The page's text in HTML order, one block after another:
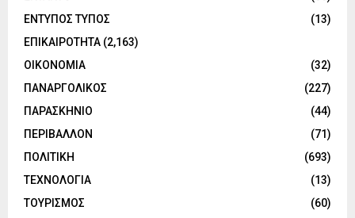
ΕΝΤΥΠΟΣ ΤΥΠΟΣ
(13)
ΕΠΙΚΑΙΡΟΤΗΤΑ (2,163)
ΟΙΚΟΝΟΜΙΑ
(32)
ΠΑΝΑΡΓΟΛΙΚΟΣ
(227)
ΠΑΡΑΣΚΗΝΙΟ
(44)
ΠΕΡΙΒΑΛΛΟΝ
(71)
ΠΟΛΙΤΙΚΗ
(693)
ΤΕΧΝΟΛΟΓΙΑ
(13)
ΤΟΥΡΙΣΜΟΣ
(60)